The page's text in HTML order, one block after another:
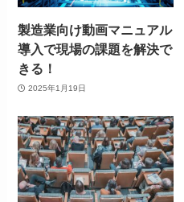
製造業向け動画マニュアル
導入で現場の課題を解決で
きる！
2025年1月19日